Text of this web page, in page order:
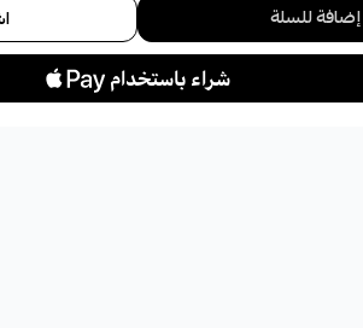
إضافة للسلة